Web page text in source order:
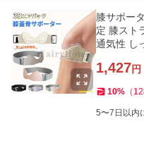
膝サポー
定 膝スト
通気性 し
1,427円
10% （
5〜7日以内